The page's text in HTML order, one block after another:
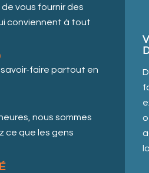
vous fournir des
conviennent à tout
faire partout en
nous sommes
ce que les gens